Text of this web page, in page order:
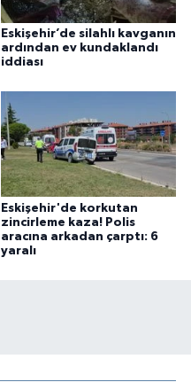
Eskişehir’de silahlı kavganın
ardından ev kundaklandı
iddiası
Eskişehir'de korkutan
zincirleme kaza! Polis
aracına arkadan çarptı: 6
yaralı